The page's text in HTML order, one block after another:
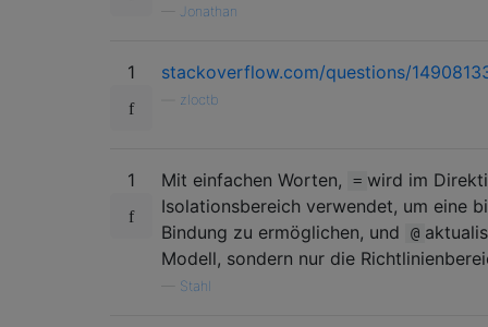
Jonathan
1 stackoverflow.com/questions/
zloctb
1 Mit einfachen Worten, = wird im
Isolationsbereich verwendet, um eine
Bindung zu ermöglichen, und
@
Modell, sondern nur die
Stahl